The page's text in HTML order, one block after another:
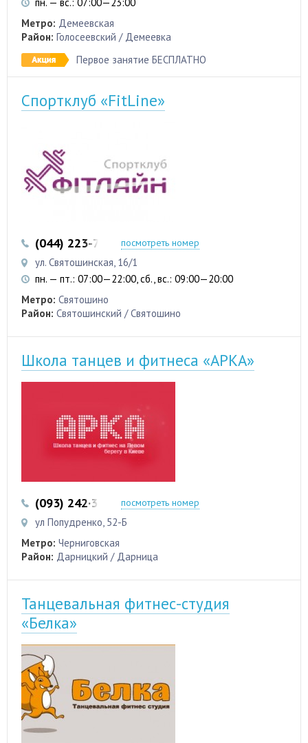
Метро: Демеевская
Район: Голосеевский / Демеевка
Первое занятие БЕСПЛАТНО
Спортклуб «FitLine»
(044) 223-75-01посмотреть номер
ул. Святошинская, 16/1
пн. — пт.: 07:00—22:00, сб., вс.: 09:00—20:00
Метро: Святошино
Район: Святошинский / Святошино
Школа танцев и фитнеса «АРКА»
(093) 242·35·08 (096) 764-15-76
посмотреть номер
ул Попудренко, 52-Б
Метро: Черниговская
Район: Дарницкий / Дарница
Танцевальная фитнес-студия
«Белка»